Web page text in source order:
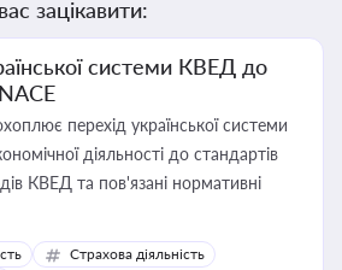
зацікавити:
системи КВЕД до
перехід української системи
діяльності до стандартів
КВЕД та пов'язані нормативні
Страхова діяльність